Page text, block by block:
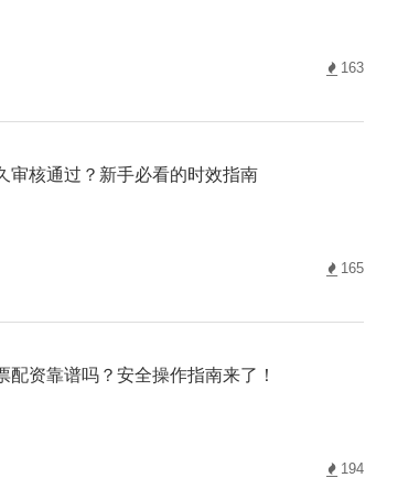
163
审核通过？新手必看的时效指南
165
配资靠谱吗？安全操作指南来了！
194